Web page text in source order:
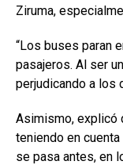
Ziruma,
“Los buses paran
pasajeros. Al ser
perjudicando a los
Asimismo, explicó
teniendo en
se pasa antes, en